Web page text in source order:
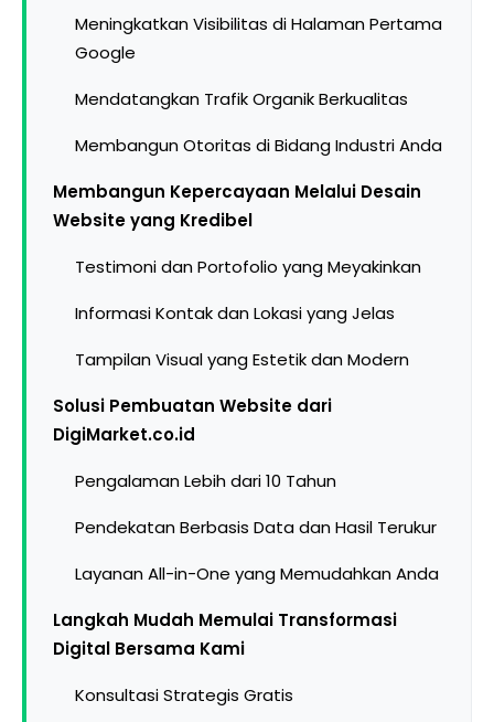
Meningkatkan Visibilitas di Halaman Pertama
Google
Mendatangkan Trafik Organik Berkualitas
Membangun Otoritas di Bidang Industri Anda
Membangun Kepercayaan Melalui Desain
Website yang Kredibel
Testimoni dan Portofolio yang Meyakinkan
Informasi Kontak dan Lokasi yang Jelas
Tampilan Visual yang Estetik dan Modern
Solusi Pembuatan Website dari
DigiMarket.co.id
Pengalaman Lebih dari 10 Tahun
Pendekatan Berbasis Data dan Hasil Terukur
Layanan All-in-One yang Memudahkan Anda
Langkah Mudah Memulai Transformasi
Digital Bersama Kami
Konsultasi Strategis Gratis